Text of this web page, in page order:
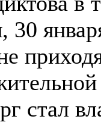
30
стал